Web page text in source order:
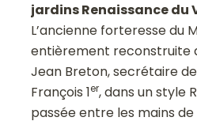
jardins Renaissance du
L’ancienne forteresse du
entièrement reconstruite
Jean Breton, secrétaire
François 1er, dans un style
passée entre les mains